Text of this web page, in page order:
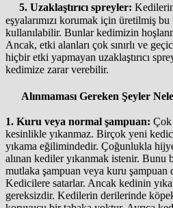
5. Uzaklaştırıcı spreyler:
eşyalarımızı korumak için üretilmiş
kullanılabilir. Bunlar kedimizin
Ancak, etki alanları çok sınırlı ve
hiçbir etki yapmayan uzaklaştırıcı
kedimize zarar verebilir.
Alınmaması Gereken Şeyler
1. Kuru veya normal şampuan: Çok
kesinlikle yıkanmaz. Birçok yeni
yıkama eğilimindedir. Çoğunlukla
alınan kediler yıkanmak istenir. Bunu
mutlaka şampuan veya kuru şampuan
Kedicilere satarlar. Ancak kedinin
gereksizdir. Kedilerin derilerinde